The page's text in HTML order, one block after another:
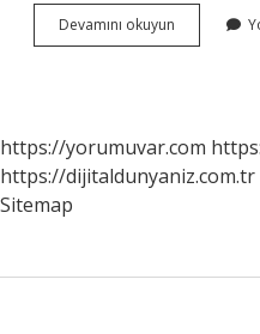
Devamını okuyun
Cümle
https://yorumuvar.com
https://dijitaldunyaniz.com.tr
Sitemap